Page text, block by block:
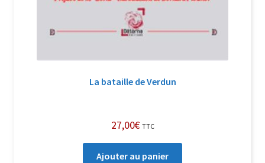
La bataille de Verdun
27,00€ TTC
Ajouter au panier